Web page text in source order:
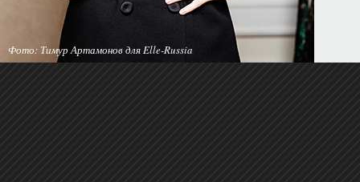
Фото: Тимур Артамонов для Elle-Russia